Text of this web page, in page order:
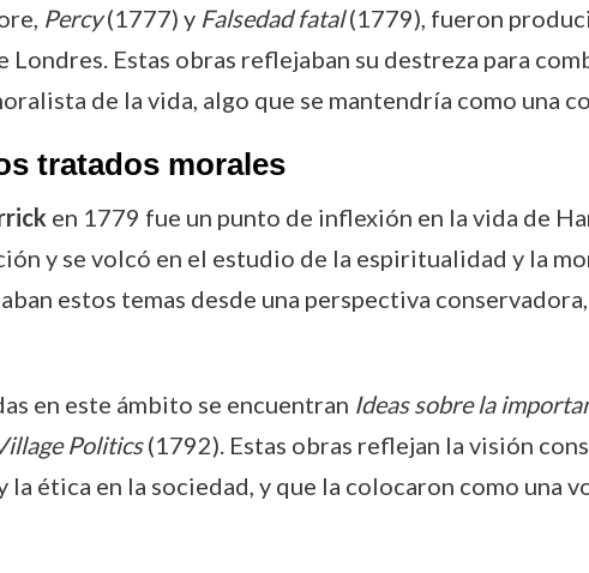
Percy(1777) y Falsedad fatal(1779), fueron
Londres. Estas obras reflejaban su destreza para
de la vida, algo que se mantendría como una
tratados morales
en 1779 fue un punto de inflexión en la vida de
y se volcó en el estudio de la espiritualidad y la
estos temas desde una perspectiva
en este ámbito se encuentran Ideas sobre la
Politics(1792). Estas obras reflejan la visión
ética en la sociedad, y que la colocaron como una